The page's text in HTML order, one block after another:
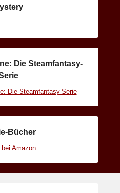
Die Steamfantasy-
Bücher
bei Amazon